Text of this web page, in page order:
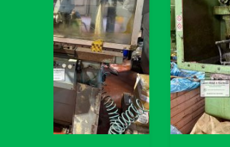
Premi invio per cercare o ESC per